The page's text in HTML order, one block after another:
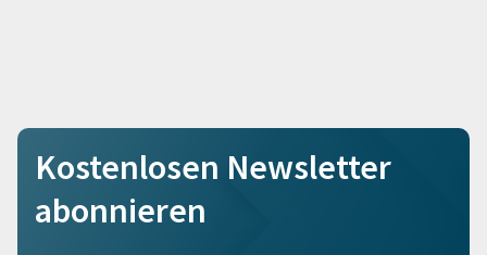
Kostenlosen Newsletter
abonnieren